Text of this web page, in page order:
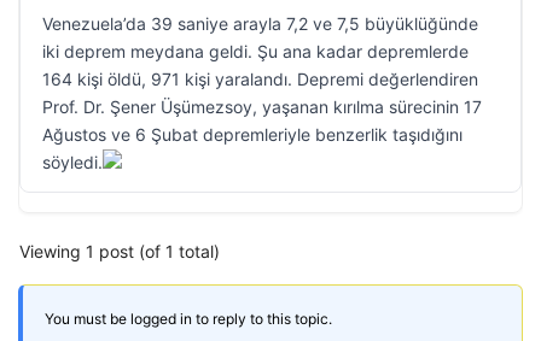
Venezuela’da 39 saniye arayla 7,2 ve 7,5 büyüklüğünde
iki deprem meydana geldi. Şu ana kadar depremlerde
164 kişi öldü, 971 kişi yaralandı. Depremi değerlendiren
Prof. Dr. Şener Üşümezsoy, yaşanan kırılma sürecinin 17
Ağustos ve 6 Şubat depremleriyle benzerlik taşıdığını
söyledi.
Viewing 1 post (of 1 total)
You must be logged in to reply to this topic.